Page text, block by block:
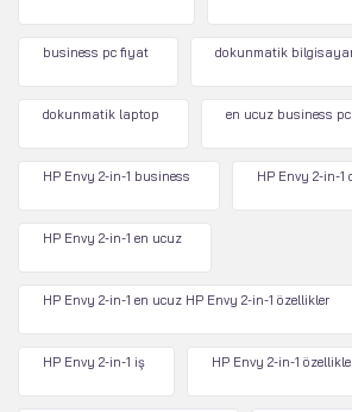
business pc fiyat dokunmatik
dokunmatik laptop en ucuz business pc
HP Envy 2-in-1 business HP Envy 2-in-
HP Envy 2-in-1 en ucuz
HP Envy 2-in-1 en ucuz HP Envy 2-in-1 özellikler
HP Envy 2-in-1 iş HP Envy 2-in-1